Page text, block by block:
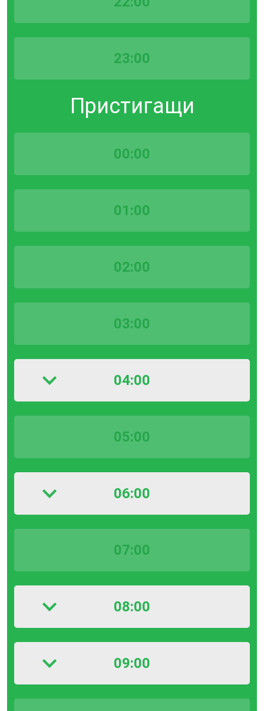
23:00
Пристигащи
00:00
01:00
02:00
03:00
04:00
05:00
06:00
07:00
08:00
09:00